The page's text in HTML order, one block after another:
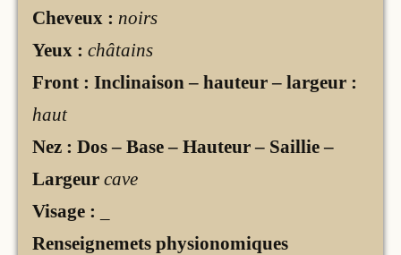
Cheveux : noirs
Yeux : châtains
Front : Inclinaison – hauteur – largeur :
haut
Nez : Dos – Base – Hauteur – Saillie –
Largeur cave
Visage :
Renseignemets physionomiques